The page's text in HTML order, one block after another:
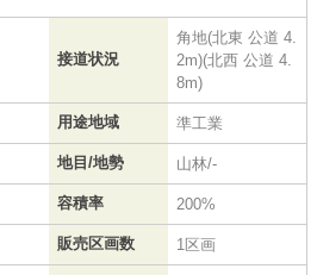
接道状況
角地(北東 公道 4.
2m)(北西 公道 4.
8m)
用途地域 準工業
地目/地勢 山林/-
容積率 200%
販売区画数 1区画